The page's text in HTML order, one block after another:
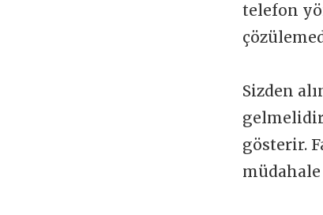
telefon
Sizden
gösterir.
müdahale